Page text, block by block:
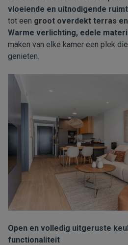
vloeiende en uitnodigende
tot een groot overdekt terras
Warme verlichting, edele
maken van elke kamer een plek
genieten.
Open en volledig uitgeruste
functionaliteit